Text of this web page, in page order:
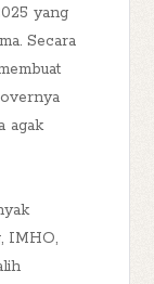
yang
Secara
agak
IMHO,